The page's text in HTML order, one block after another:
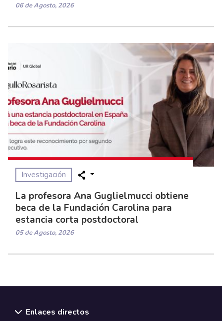
06 de Agosto, 2026
Investigación
La profesora Ana Guglielmucci obtiene
beca de la Fundación Carolina para
estancia corta postdoctoral
05 de Agosto, 2026
Enlaces directos